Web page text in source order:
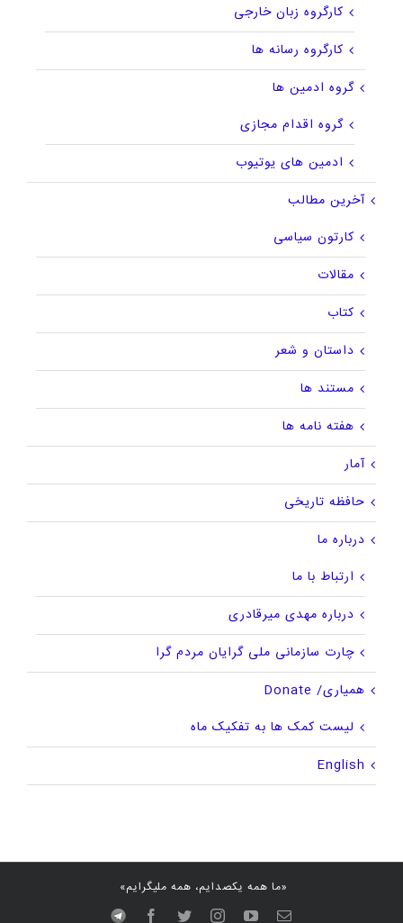
کارگروه زبان خارجی
کارگروه رسانه ها
گروه ادمین ها
گروه اقدام مجازی
ادمین های یوتیوب
آخرین مطالب
کارتون سیاسی
مقالات
کتاب
داستان و شعر
مستند ها
هفته نامه ها
آمار
حافظه تاریخی
درباره ما
ارتباط با ما
درباره مهدی میرقادری
چارت سازمانی ملی گرایان مردم گرا
همیاری/ Donate
لیست کمک ها به تفکیک ماه
English
«ما همه یکصدایم، همه ملیگرایم»
پستyoutube
instagram
twitter
facebook
Telegram